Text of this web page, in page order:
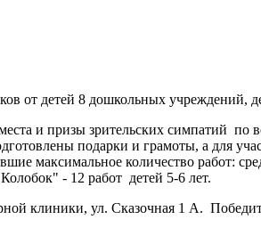
от детей 8 дошкольных учреждений,
и призы зрительских симпатий по
подарки и грамоты, а для
максимальное количество
- 12 работ детей 5-6 лет.
клиники, ул. Сказочная 1 А.